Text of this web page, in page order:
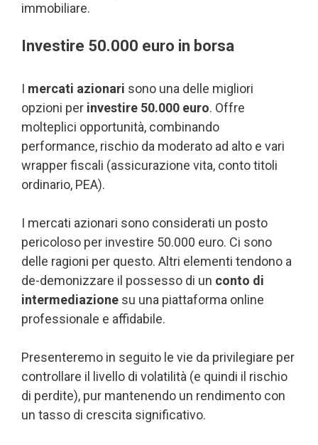
immobiliare.
Investire 50.000 euro in borsa
I mercati azionari sono una delle migliori
opzioni per investire 50.000 euro. Offre
molteplici opportunità, combinando
performance, rischio da moderato ad alto e vari
wrapper fiscali (assicurazione vita, conto titoli
ordinario, PEA).
I mercati azionari sono considerati un posto
pericoloso per investire 50.000 euro. Ci sono
delle ragioni per questo. Altri elementi tendono a
de-demonizzare il possesso di un conto di
intermediazione su una piattaforma online
professionale e affidabile.
Presenteremo in seguito le vie da privilegiare per
controllare il livello di volatilità (e quindi il rischio
di perdite), pur mantenendo un rendimento con
un tasso di crescita significativo.